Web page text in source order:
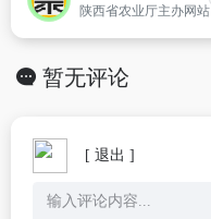
陕西省农业厅主办网站
暂无评论
[ 退出 ]